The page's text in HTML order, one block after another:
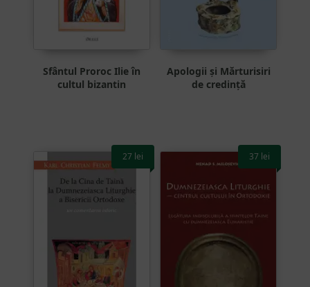
Sfântul Proroc Ilie în
cultul bizantin
Apologii și Mărturisiri
de credință
27 lei 37 lei